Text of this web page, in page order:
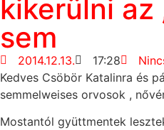
kikerülni az
sem
2014.12.13. 17:28
Kedves Csöbör Katalinra és
semmelweises orvosok ,
Mostantól gyüttmentek